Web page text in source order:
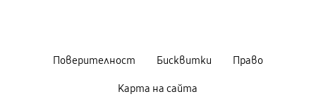
Поверителност Бисквитки Право
Карта на сайта